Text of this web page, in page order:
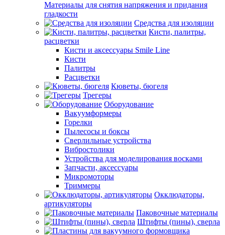
Материалы для снятия напряжения и придания
гладкости
Средства для изоляции
Кисти, палитры,
расцветки
Кисти и аксессуары Smile Line
Кисти
Палитры
Расцветки
Кюветы, бюгеля
Трегеры
Оборудование
Вакуумформеры
Горелки
Пылесосы и боксы
Сверлильные устройства
Вибростолики
Устройства для моделирования восками
Запчасти, аксессуары
Микромоторы
Триммеры
Окклюдаторы,
артикуляторы
Паковочные материалы
Штифты (пины), сверла